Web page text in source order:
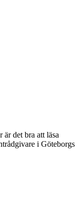
det bra att läsa
i Göteborgs